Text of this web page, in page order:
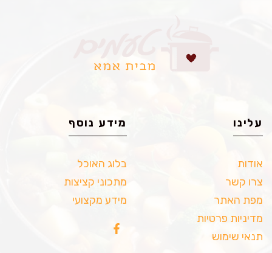
עלינו
אודות
צרו קשר
מפת האתר
מדיניות פרטיות
תנאי שימוש
מידע נוסף
בלוג האוכל
מתכוני קציצות
מידע מקצועי